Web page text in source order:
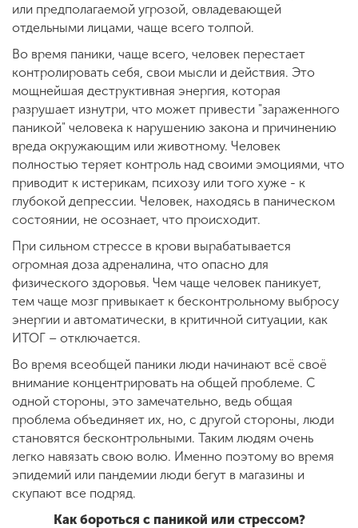
или предполагаемой угрозой, овладевающей
отдельными лицами, чаще всего толпой.
Во время паники, чаще всего, человек перестает
контролировать себя, свои мысли и действия. Это
мощнейшая деструктивная энергия, которая
разрушает изнутри, что может привести "зараженного
паникой" человека к нарушению закона и причинению
вреда окружающим или животному. Человек
полностью теряет контроль над своими эмоциями, что
приводит к истерикам, психозу или того хуже - к
глубокой депрессии. Человек, находясь в паническом
состоянии, не осознает, что происходит.
При сильном стрессе в крови вырабатывается
огромная доза адреналина, что опасно для
физического здоровья. Чем чаще человек паникует,
тем чаще мозг привыкает к бесконтрольному выбросу
энергии и автоматически, в критичной ситуации, как
ИТОГ – отключается.
Во время всеобщей паники люди начинают всё своё
внимание концентрировать на общей проблеме. С
одной стороны, это замечательно, ведь общая
проблема объединяет их, но, с другой стороны, люди
становятся бесконтрольными. Таким людям очень
легко навязать свою волю. Именно поэтому во время
эпидемий или пандемии люди бегут в магазины и
скупают все подряд.
Как бороться с паникой или стрессом?